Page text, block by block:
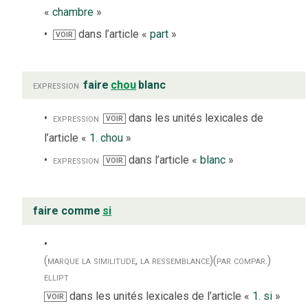
« chambre »
VOIR dans l’article «part »
expression faire chou blanc
expression VOIR
dans les unités lexicales de
l’article « 1. chou »
expression
VOIR dans l’article « blanc»
faire comme si
(marque la similitude, la ressemblance)(par compar.)
ellipt
VOIR dans les unités lexicales de l’article « 1. si »